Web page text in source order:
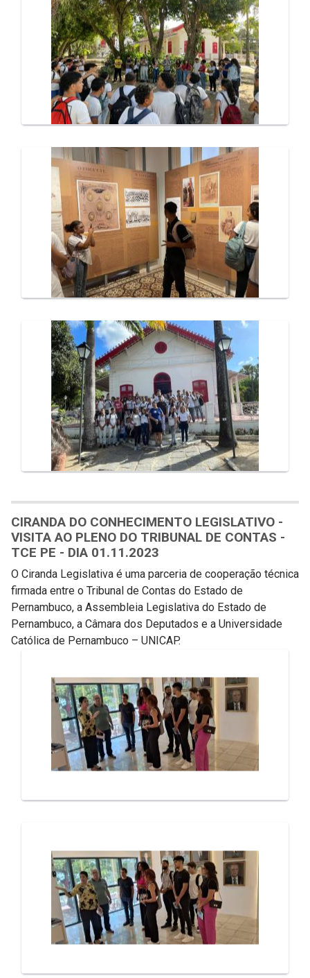
CIRANDA DO CONHECIMENTO LEGISLATIVO -
VISITA AO PLENO DO TRIBUNAL DE CONTAS -
TCE PE - DIA 01.11.2023
O Ciranda Legislativa é uma parceria de cooperação técnica
firmada entre o Tribunal de Contas do Estado de
Pernambuco, a Assembleia Legislativa do Estado de
Pernambuco, a Câmara dos Deputados e a Universidade
Católica de Pernambuco – UNICAP.